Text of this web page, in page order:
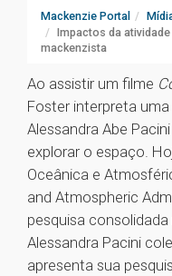
Mackenzie Portal
Impactos da
mackenzista
Ao assistir um filme
Foster interpreta
Alessandra Abe
explorar o espaço.
Oceânica e
and Atmospheric
pesquisa consolidada
Alessandra Pacini
apresenta sua